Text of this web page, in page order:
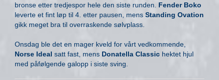
bronse etter tredjespor hele den siste runden. Fender Boko
leverte et fint løp til 4. etter pausen, mens Standing Ovation
gikk meget bra til overraskende sølvplass.
Onsdag ble det en mager kveld for vårt vedkommende,
Norse Ideal satt fast, mens Donatella Classic hektet hjul
med påfølgende galopp i siste sving.